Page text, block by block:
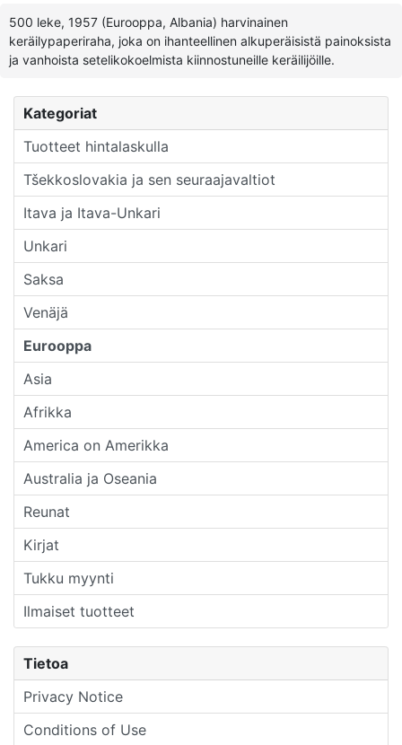
Kategoriat
Tuotteet hintalaskulla
Tšekkoslovakia ja sen seuraajavaltiot
Itava ja Itava-Unkari
Unkari
Saksa
Venäjä
Eurooppa
Asia
Afrikka
America on Amerikka
Australia ja Oseania
Reunat
Kirjat
Tukku myynti
Ilmaiset tuotteet
Tietoa
Privacy Notice
Conditions of Use
500 leke, 1957 (Eurooppa, Albania) harvinainen
keräilypaperiraha, joka on ihanteellinen alkuperäisistä painoksista
ja vanhoista setelikokoelmista kiinnostuneille keräilijöille.